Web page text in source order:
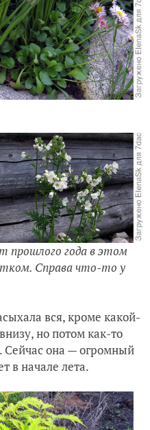
прошлого года в этом
Справа что-то у
вся, кроме какой-
но потом как-то
она — огромный
в начале лета.